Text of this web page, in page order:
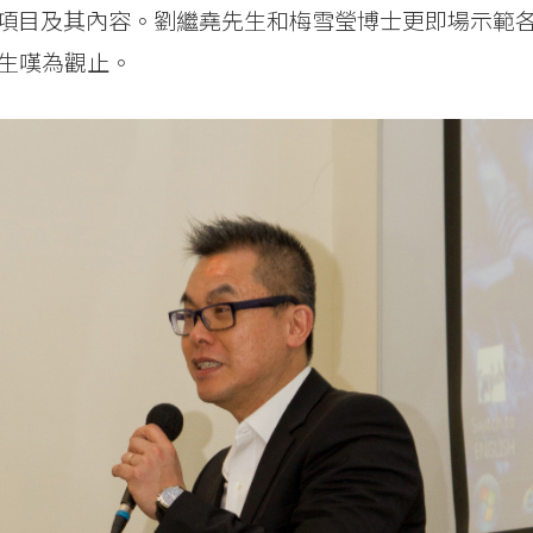
目及其內容。劉繼堯先生和梅雪瑩博士更即場示範
嘆為觀止。